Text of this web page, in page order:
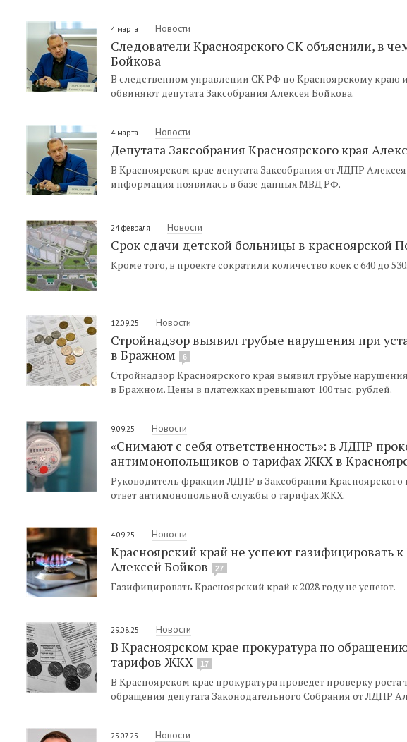
4 марта Новости
Следователи Красноярского СК объяснили, в
Бойкова
В следственном управлении СК РФ по Красноярскому краю
обвиняют депутата Заксобрания Алексея Бойкова.
4 марта Новости
Депутата Заксобрания Красноярского края
В Красноярском крае депутата Заксобрания от ЛДПР
информация появилась в базе данных МВД РФ.
24 февраля Новости
Срок сдачи детской больницы в красноярской
Кроме того, в проекте сократили количество коек с 640 до 530.
12.09.25 Новости
Стройнадзор выявил грубые нарушения при
в Бражном
6
Стройнадзор Красноярского края выявил грубые
в Бражном. Цены в платежках превышают 100 тыс. рублей.
9.09.25 Новости
«Снимают с себя ответственность»: в ЛДПР
антимонопольщиков о тарифах ЖКХ в
Руководитель фракции ЛДПР в Заксобрании
ответ антимонопольной службы о тарифах ЖКХ.
4.09.25 Новости
Красноярский край не успеют газифицировать
Алексей Бойков
27
Газифицировать Красноярский край к 2028 году не успеют.
29.08.25 Новости
В Красноярском крае прокуратура по
тарифов ЖКХ
17
В Красноярском крае прокуратура проведет проверку
обращения депутата Законодательного Собрания от ЛДПР
25.07.25 Новости